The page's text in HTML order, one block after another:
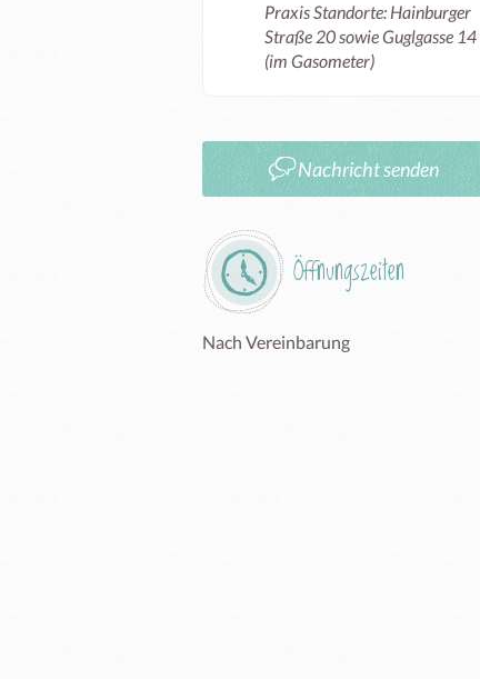
Praxis Standorte: Hainburger
Straße 20 sowie Guglgasse 14
(im Gasometer)
Nachricht senden
Öffnungszeiten
Nach Vereinbarung